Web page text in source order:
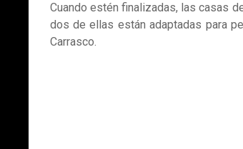
Cuando estén finalizadas, las casas
dos de ellas están adaptadas para
Carrasco.